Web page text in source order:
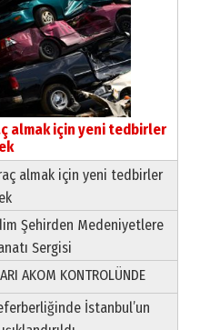
almak için yeni tedbirler
almak için yeni tedbirler
Şehirden Medeniyetlere
Sergisi
AKOM KONTROLÜNDE
İstanbul’un